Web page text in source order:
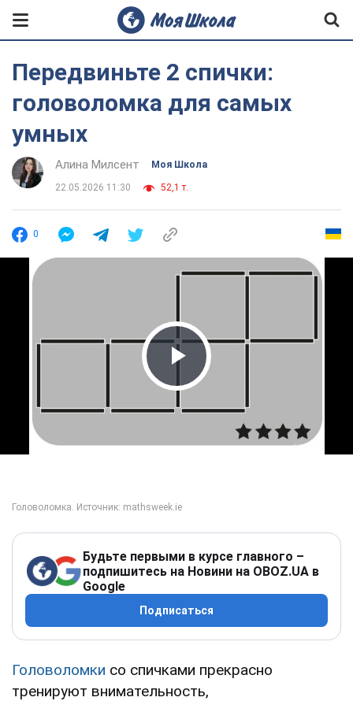
Передвиньте 2 спички:
головоломка для самых
умных
Алина Милсент Моя Школа
22.05.2026 11:30 52,1 т.
0
Play Video
Будьте первыми в курсе главного –
подпишитесь на Новини на OBOZ.UA в
Google
Подписаться
Головоломки со спичками прекрасно
тренируют внимательность,